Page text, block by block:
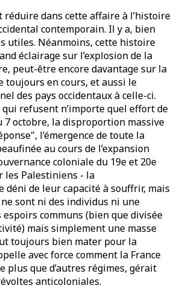
réduire dans cette affaire à l’histoire
contemporain. Il y a, bien
utiles. Néanmoins, cette histoire
éclairage sur l’explosion de la
peut-être encore davantage sur la
toujours en cours, et aussi le
des pays occidentaux à celle-ci.
refusent n’importe quel effort de
7 octobre, la disproportion massive
l’émergence de toute la
au cours de l’expansion
coloniale du 19e et 20e
les Palestiniens - la
déni de leur capacité à souffrir, mais
ne sont ni des individus ni une
espoirs communs (bien que divisée
mais simplement une masse
toujours bien mater pour la
avec force comment la France
plus que d’autres régimes, gérait
anticoloniales.